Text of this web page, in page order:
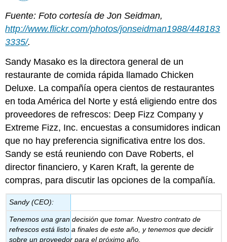
Fuente: Foto cortesía de Jon Seidman,
http://www.flickr.com/photos/jonseidman1988/448183
3335/.
Sandy Masako es la directora general de un
restaurante de comida rápida llamado Chicken
Deluxe. La compañía opera cientos de restaurantes
en toda América del Norte y está eligiendo entre dos
proveedores de refrescos: Deep Fizz Company y
Extreme Fizz, Inc. encuestas a consumidores indican
que no hay preferencia significativa entre los dos.
Sandy se está reuniendo con Dave Roberts, el
director financiero, y Karen Kraft, la gerente de
compras, para discutir las opciones de la compañía.
Sandy (CEO):
Tenemos una gran decisión que tomar. Nuestro contrato de
refrescos está listo a finales de este año, y tenemos que decidir
sobre un proveedor para el próximo año.